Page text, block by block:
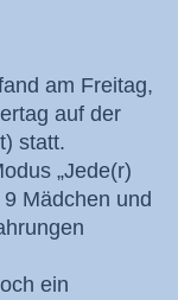
am Freitag,
auf der
statt.
„Jede(r)
Mädchen und
ein